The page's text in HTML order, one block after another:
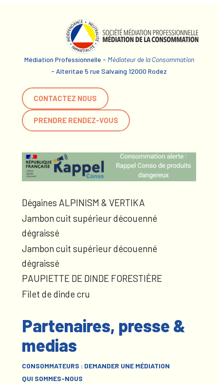
Médiation Professionnelle - Médiateur de la Consommation
- Alteritae 5 rue Salvaing 12000 Rodez
CONTACTEZ NOUS
PRENDRE RENDEZ-VOUS
Dégaines ALPINISM & VERTIKA
Jambon cuit supérieur découenné
dégraissé
Jambon cuit supérieur découenné
dégraissé
PAUPIETTE DE DINDE FORESTIÈRE
Filet de dinde cru
Partenaires, presse &
medias
CONSOMMATEURS : DEMANDER UNE MÉDIATION
QUI SOMMES-NOUS